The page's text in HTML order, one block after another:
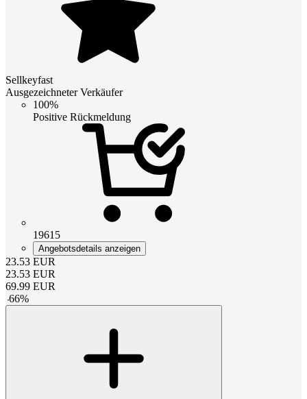
Sellkeyfast
Ausgezeichneter Verkäufer
100%
Positive Rückmeldung
19615
Angebotsdetails anzeigen
23.53 EUR
23.53 EUR
69.99 EUR
-66%